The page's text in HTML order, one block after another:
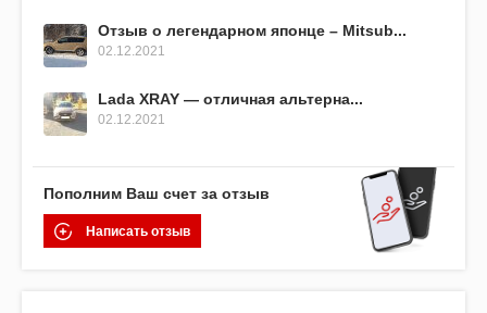
Отзыв о легендарном японце – Mitsub...
02.12.2021
Lada XRAY — отличная альтерна...
02.12.2021
Пополним Ваш счет за отзыв
Написать отзыв